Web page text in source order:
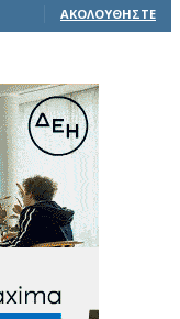
ΑΚΟΛΟΥΘΉΣΤΕ